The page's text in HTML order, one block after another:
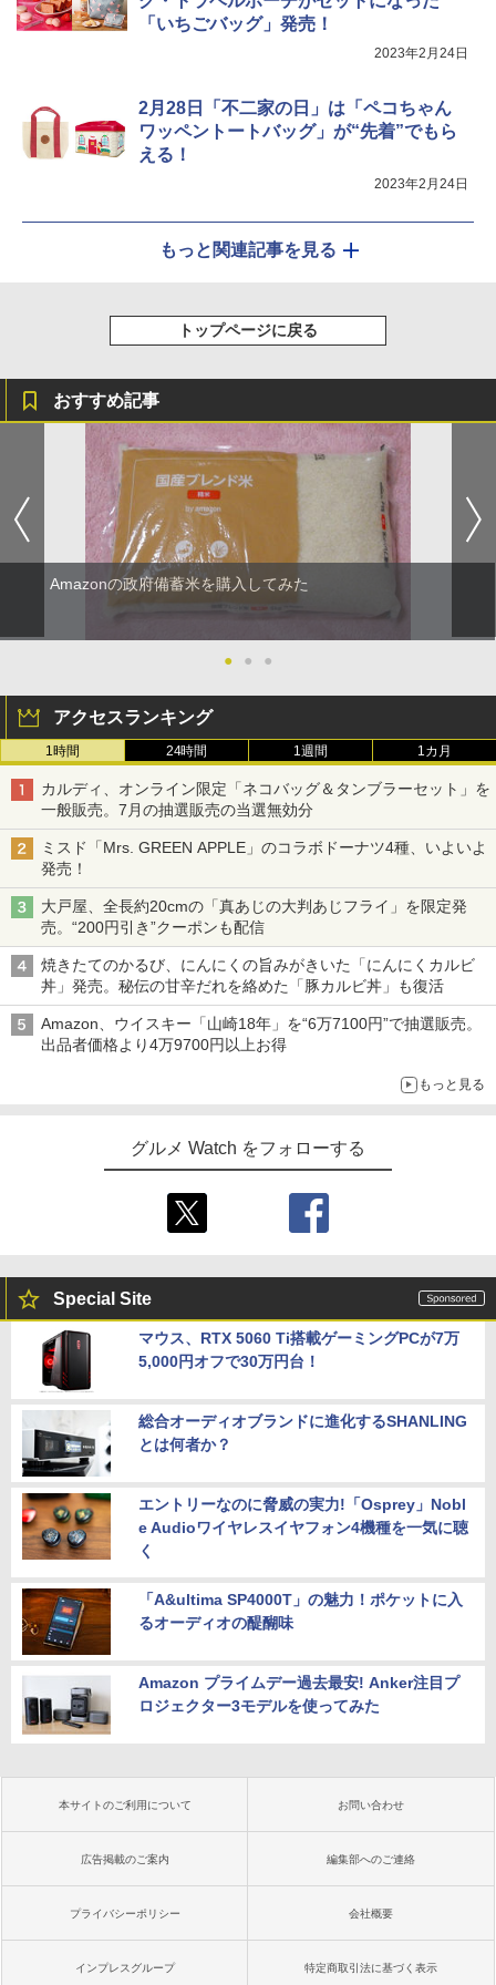
￥44,800
「いちごバッグ」発売！
2023年2月24日
2月28日「不二家の日」は「ペコちゃん
ワッペントートバッグ」が“先着”でもら
える！
2023年2月24日
もっと関連記事を見る
トップページに戻る
おすすめ記事
Amazonの政府備蓄米を購入してみた
● ● ●
アクセスランキング
1時間 24時間 1週間 1カ月
カルディ、オンライン限定「ネコバッグ＆タンブラーセット」を
一般販売。7月の抽選販売の当選無効分
ミスド「Mrs. GREEN APPLE」のコラボドーナツ4種、いよいよ
発売！
大戸屋、全長約20cmの「真あじの大判あじフライ」を限定発
売。“200円引き”クーポンも配信
焼きたてのかるび、にんにくの旨みがきいた「にんにくカルビ
丼」発売。秘伝の甘辛だれを絡めた「豚カルビ丼」も復活
Amazon、ウイスキー「山崎18年」を“6万7100円”で抽選販売。
出品者価格より4万9700円以上お得
もっと見る
グルメ Watch をフォローする
Special Site
マウス、RTX 5060 Ti搭載ゲーミングPCが7万
5,000円オフで30万円台！
総合オーディオブランドに進化するSHANLING
とは何者か？
エントリーなのに脅威の実力!「Osprey」Nobl
e Audioワイヤレスイヤフォン4機種を一気に聴
く
「A&ultima SP4000T」の魅力！ポケットに入
るオーディオの醍醐味
Amazon プライムデー過去最安! Anker注目プ
ロジェクター3モデルを使ってみた
本サイトのご利用について お問い合わせ
広告掲載のご案内 編集部へのご連絡
プライバシーポリシー 会社概要
インプレスグループ 特定商取引法に基づく表示